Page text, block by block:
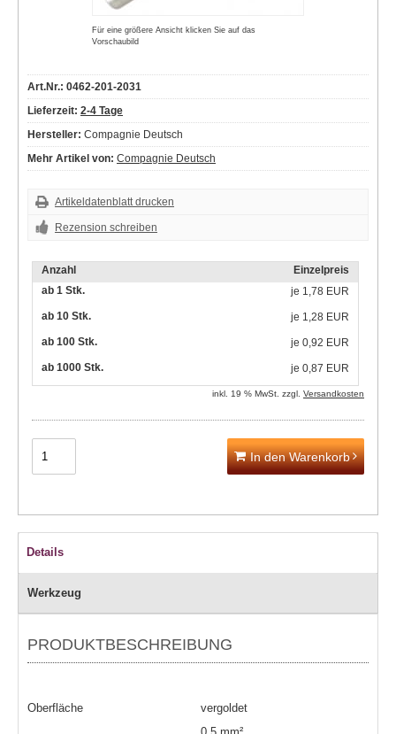
Für eine größere Ansicht klicken Sie auf das
Vorschaubild
Art.Nr.: 0462-201-2031
Lieferzeit: 2-4 Tage
Hersteller: Compagnie Deutsch
Mehr Artikel von: Compagnie Deutsch
Artikeldatenblatt drucken
Rezension schreiben
Anzahl
Einzelpreis
ab 1 Stk.
je 1,78 EUR
ab 10 Stk.
je 1,28 EUR
ab 100 Stk.
je 0,92 EUR
ab 1000 Stk.
je 0,87 EUR
inkl. 19 % MwSt. zzgl. Versandkosten
In den Warenkorb
Details
Werkzeug
PRODUKTBESCHREIBUNG
Oberfläche vergoldet